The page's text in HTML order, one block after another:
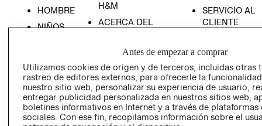
HOMBRE
NIÑOS
H&M
ACERCA DEL
RESPONSABILIDAD
SOCIAL
PRENSA
RELACIÓN CON
INVERSIONISTAS
POLÍTICA
SERVICIO AL
CLIENTE
NUESTRAS
TIENDAS
- RETIRO EN
TIENDA
TÉRMINOS Y
Antes de empezar a comprar
Utilizamos cookies de origen y de terceros, incluidas otras
rastreo de editores externos, para ofrecerle la
nuestro sitio web, personalizar su experiencia de usuario,
entregar publicidad personalizada en nuestros sitios web,
boletines informativos en Internet y a través de plataformas
sociales. Con ese fin, recopilamos información sobre el